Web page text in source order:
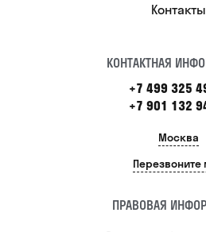
Контакты
КОНТАКТНАЯ
+7 499 325
+7 901 132
Москва
Перезвоните
ПРАВОВАЯ